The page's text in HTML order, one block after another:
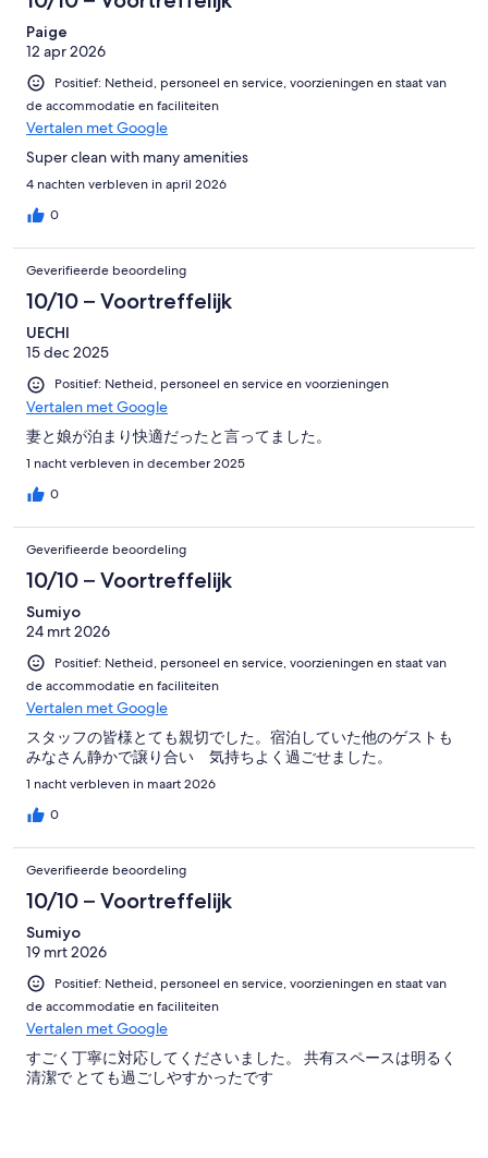
Paige
12 apr 2026
Positief: Netheid, personeel en service, voorzieningen en staat van
de accommodatie en faciliteiten
Vertalen met Google
Super clean with many amenities
4 nachten verbleven in april 2026
0
Geverifieerde beoordeling
10/10 – Voortreffelijk
UECHI
15 dec 2025
Positief: Netheid, personeel en service en voorzieningen
Vertalen met Google
妻と娘が泊まり快適だったと言ってました。
1 nacht verbleven in december 2025
0
Geverifieerde beoordeling
10/10 – Voortreffelijk
Sumiyo
24 mrt 2026
Positief: Netheid, personeel en service, voorzieningen en staat van
de accommodatie en faciliteiten
Vertalen met Google
スタッフの皆様とても親切でした。宿泊していた他のゲストも
みなさん静かで譲り合い 気持ちよく過ごせました。
1 nacht verbleven in maart 2026
0
Geverifieerde beoordeling
10/10 – Voortreffelijk
Sumiyo
19 mrt 2026
Positief: Netheid, personeel en service, voorzieningen en staat van
de accommodatie en faciliteiten
Vertalen met Google
すごく丁寧に対応してくださいました。 共有スペースは明るく
清潔で とても過ごしやすかったです